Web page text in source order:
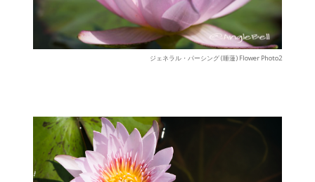
ジェネラル・パーシング (睡蓮) Flower Photo2